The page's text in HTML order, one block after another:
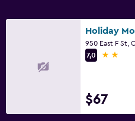
Servicios de lavandería/
Holiday
950 East F St,
7,0
2
$67